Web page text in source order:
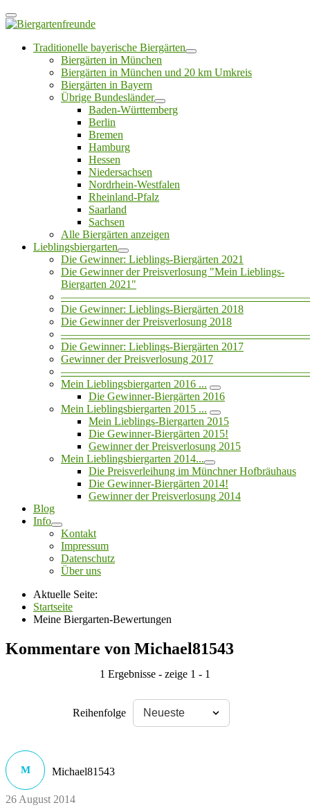
Traditionelle bayerische Biergärten
Biergärten in München
Biergärten in München und 20 km Umkreis
Biergärten in Bayern
Übrige Bundesländer
Baden-Württemberg
Berlin
Bremen
Hamburg
Hessen
Niedersachsen
Nordrhein-Westfalen
Rheinland-Pfalz
Saarland
Sachsen
Alle Biergärten anzeigen
Lieblingsbiergarten
Die Gewinner: Lieblings-Biergärten 2021
Die Gewinner der Preisverlosung "Mein Lieblings-
Biergarten 2021"
Die Gewinner: Lieblings-Biergärten 2018
Die Gewinner der Preisverlosung 2018
Die Gewinner: Lieblings-Biergärten 2017
Gewinner der Preisverlosung 2017
Mein Lieblingsbiergarten 2016 ...
Die Gewinner-Biergärten 2016
Mein Lieblingsbiergarten 2015 ...
Mein Lieblings-Biergarten 2015
Die Gewinner-Biergärten 2015!
Gewinner der Preisverlosung 2015
Mein Lieblingsbiergarten 2014...
Die Preisverleihung im Münchner Hofbräuhaus
Die Gewinner-Biergärten 2014!
Gewinner der Preisverlosung 2014
Blog
Info
Kontakt
Impressum
Datenschutz
Über uns
Aktuelle Seite:
Startseite
Meine Biergarten-Bewertungen
Kommentare von Michael81543
1 Ergebnisse - zeige 1 - 1
Reihenfolge
26 August 2014
M Michael81543